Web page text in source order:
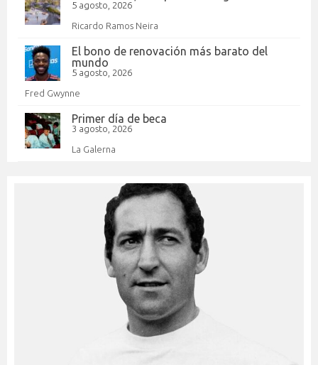
5 agosto, 2026
Ricardo Ramos Neira
El bono de renovación más barato del
mundo
5 agosto, 2026
Fred Gwynne
Primer día de beca
3 agosto, 2026
La Galerna